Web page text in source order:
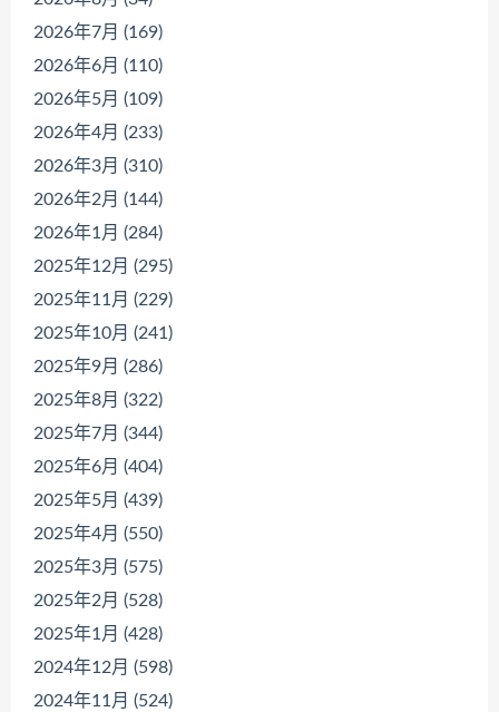
2026年7月 (169)
2026年6月 (110)
2026年5月 (109)
2026年4月 (233)
2026年3月 (310)
2026年2月 (144)
2026年1月 (284)
2025年12月 (295)
2025年11月 (229)
2025年10月 (241)
2025年9月 (286)
2025年8月 (322)
2025年7月 (344)
2025年6月 (404)
2025年5月 (439)
2025年4月 (550)
2025年3月 (575)
2025年2月 (528)
2025年1月 (428)
2024年12月 (598)
2024年11月 (524)